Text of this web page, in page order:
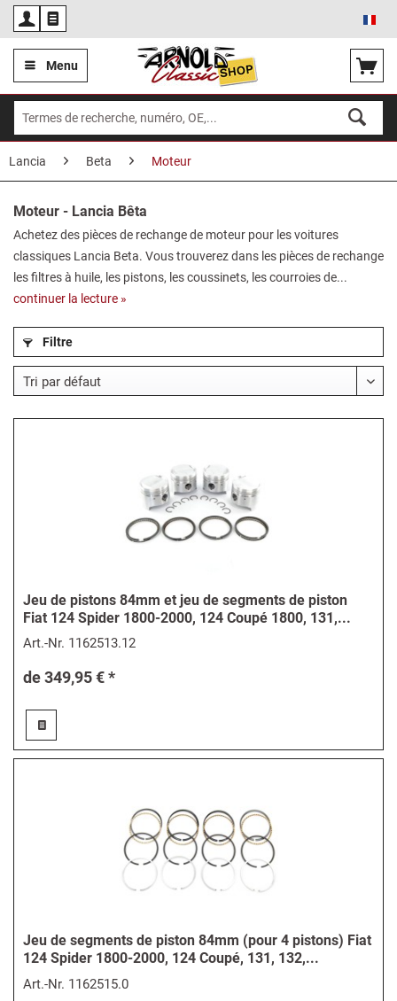
Menu
Lancia Beta Moteur
Moteur - Lancia Bêta
Achetez des pièces de rechange de moteur pour les voitures
classiques Lancia Beta. Vous trouverez dans les pièces de rechange
les filtres à huile, les pistons, les coussinets, les courroies de...
continuer la lecture »
Filtre
Jeu de pistons 84mm et jeu de segments de piston
Fiat 124 Spider 1800-2000, 124 Coupé 1800, 131,...
Art.-Nr. 1162513.12
de 349,95 € *
Jeu de segments de piston 84mm (pour 4 pistons) Fiat
124 Spider 1800-2000, 124 Coupé, 131, 132,...
Art.-Nr. 1162515.0